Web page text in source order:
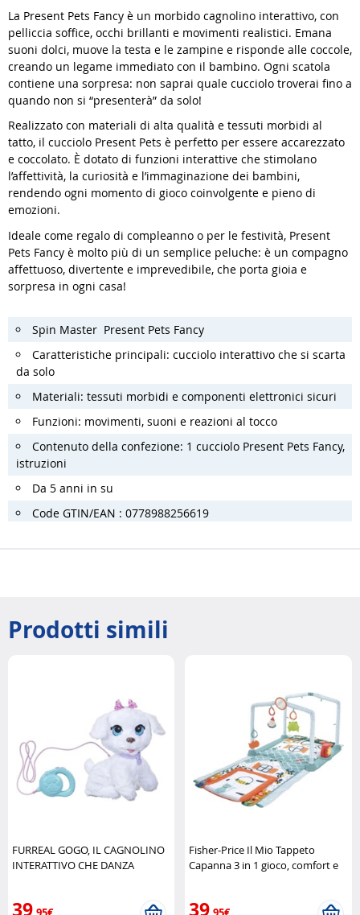
La Present Pets Fancy è un morbido cagnolino interattivo, con
pelliccia soffice, occhi brillanti e movimenti realistici. Emana
suoni dolci, muove la testa e le zampine e risponde alle coccole,
creando un legame immediato con il bambino. Ogni scatola
contiene una sorpresa: non saprai quale cucciolo troverai fino a
quando non si “presenterà” da solo!
Realizzato con materiali di alta qualità e tessuti morbidi al
tatto, il cucciolo Present Pets è perfetto per essere accarezzato
e coccolato. È dotato di funzioni interattive che stimolano
l’affettività, la curiosità e l’immaginazione dei bambini,
rendendo ogni momento di gioco coinvolgente e pieno di
emozioni.
Ideale come regalo di compleanno o per le festività, Present
Pets Fancy è molto più di un semplice peluche: è un compagno
affettuoso, divertente e imprevedibile, che porta gioia e
sorpresa in ogni casa!
Spin Master Present Pets Fancy
Caratteristiche principali: cucciolo interattivo che si scarta
da solo
Materiali: tessuti morbidi e componenti elettronici sicuri
Funzioni: movimenti, suoni e reazioni al tocco
Contenuto della confezione: 1 cucciolo Present Pets Fancy,
istruzioni
Da 5 anni in su
Code GTIN/EAN : 0778988256619
Prodotti simili
FURREAL GOGO, IL CAGNOLINO
INTERATTIVO CHE DANZA
39
Fisher-Price Il Mio Tappeto
Capanna 3 in 1 gioco, comfort e
39